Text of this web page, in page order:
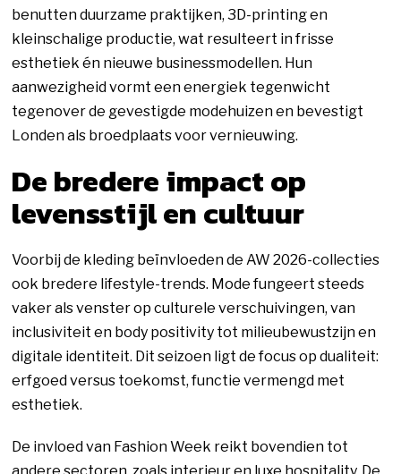
benutten duurzame praktijken, 3D-printing en
kleinschalige productie, wat resulteert in frisse
esthetiek én nieuwe businessmodellen. Hun
aanwezigheid vormt een energiek tegenwicht
tegenover de gevestigde modehuizen en bevestigt
Londen als broedplaats voor vernieuwing.
De bredere impact op
levensstijl en cultuur
Voorbij de kleding beïnvloeden de AW 2026-collecties
ook bredere lifestyle-trends. Mode fungeert steeds
vaker als venster op culturele verschuivingen, van
inclusiviteit en body positivity tot milieubewustzijn en
digitale identiteit. Dit seizoen ligt de focus op dualiteit:
erfgoed versus toekomst, functie vermengd met
esthetiek.
De invloed van Fashion Week reikt bovendien tot